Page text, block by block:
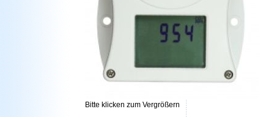
Bitte klicken zum Vergrößern